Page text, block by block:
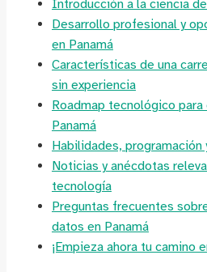
Introducción a la ciencia
Desarrollo profesional y
en Panamá
Características de una
sin experiencia
Roadmap tecnológico
Panamá
Habilidades,
Noticias y anécdotas
tecnología
Preguntas frecuentes
datos en Panamá
¡Empieza ahora tu camino